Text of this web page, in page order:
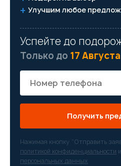
Улучшим любое
Успейте до
Только до 17
Получить
Нажимая кнопку “Отправить
политикой конфиденциальности и
персональных данных